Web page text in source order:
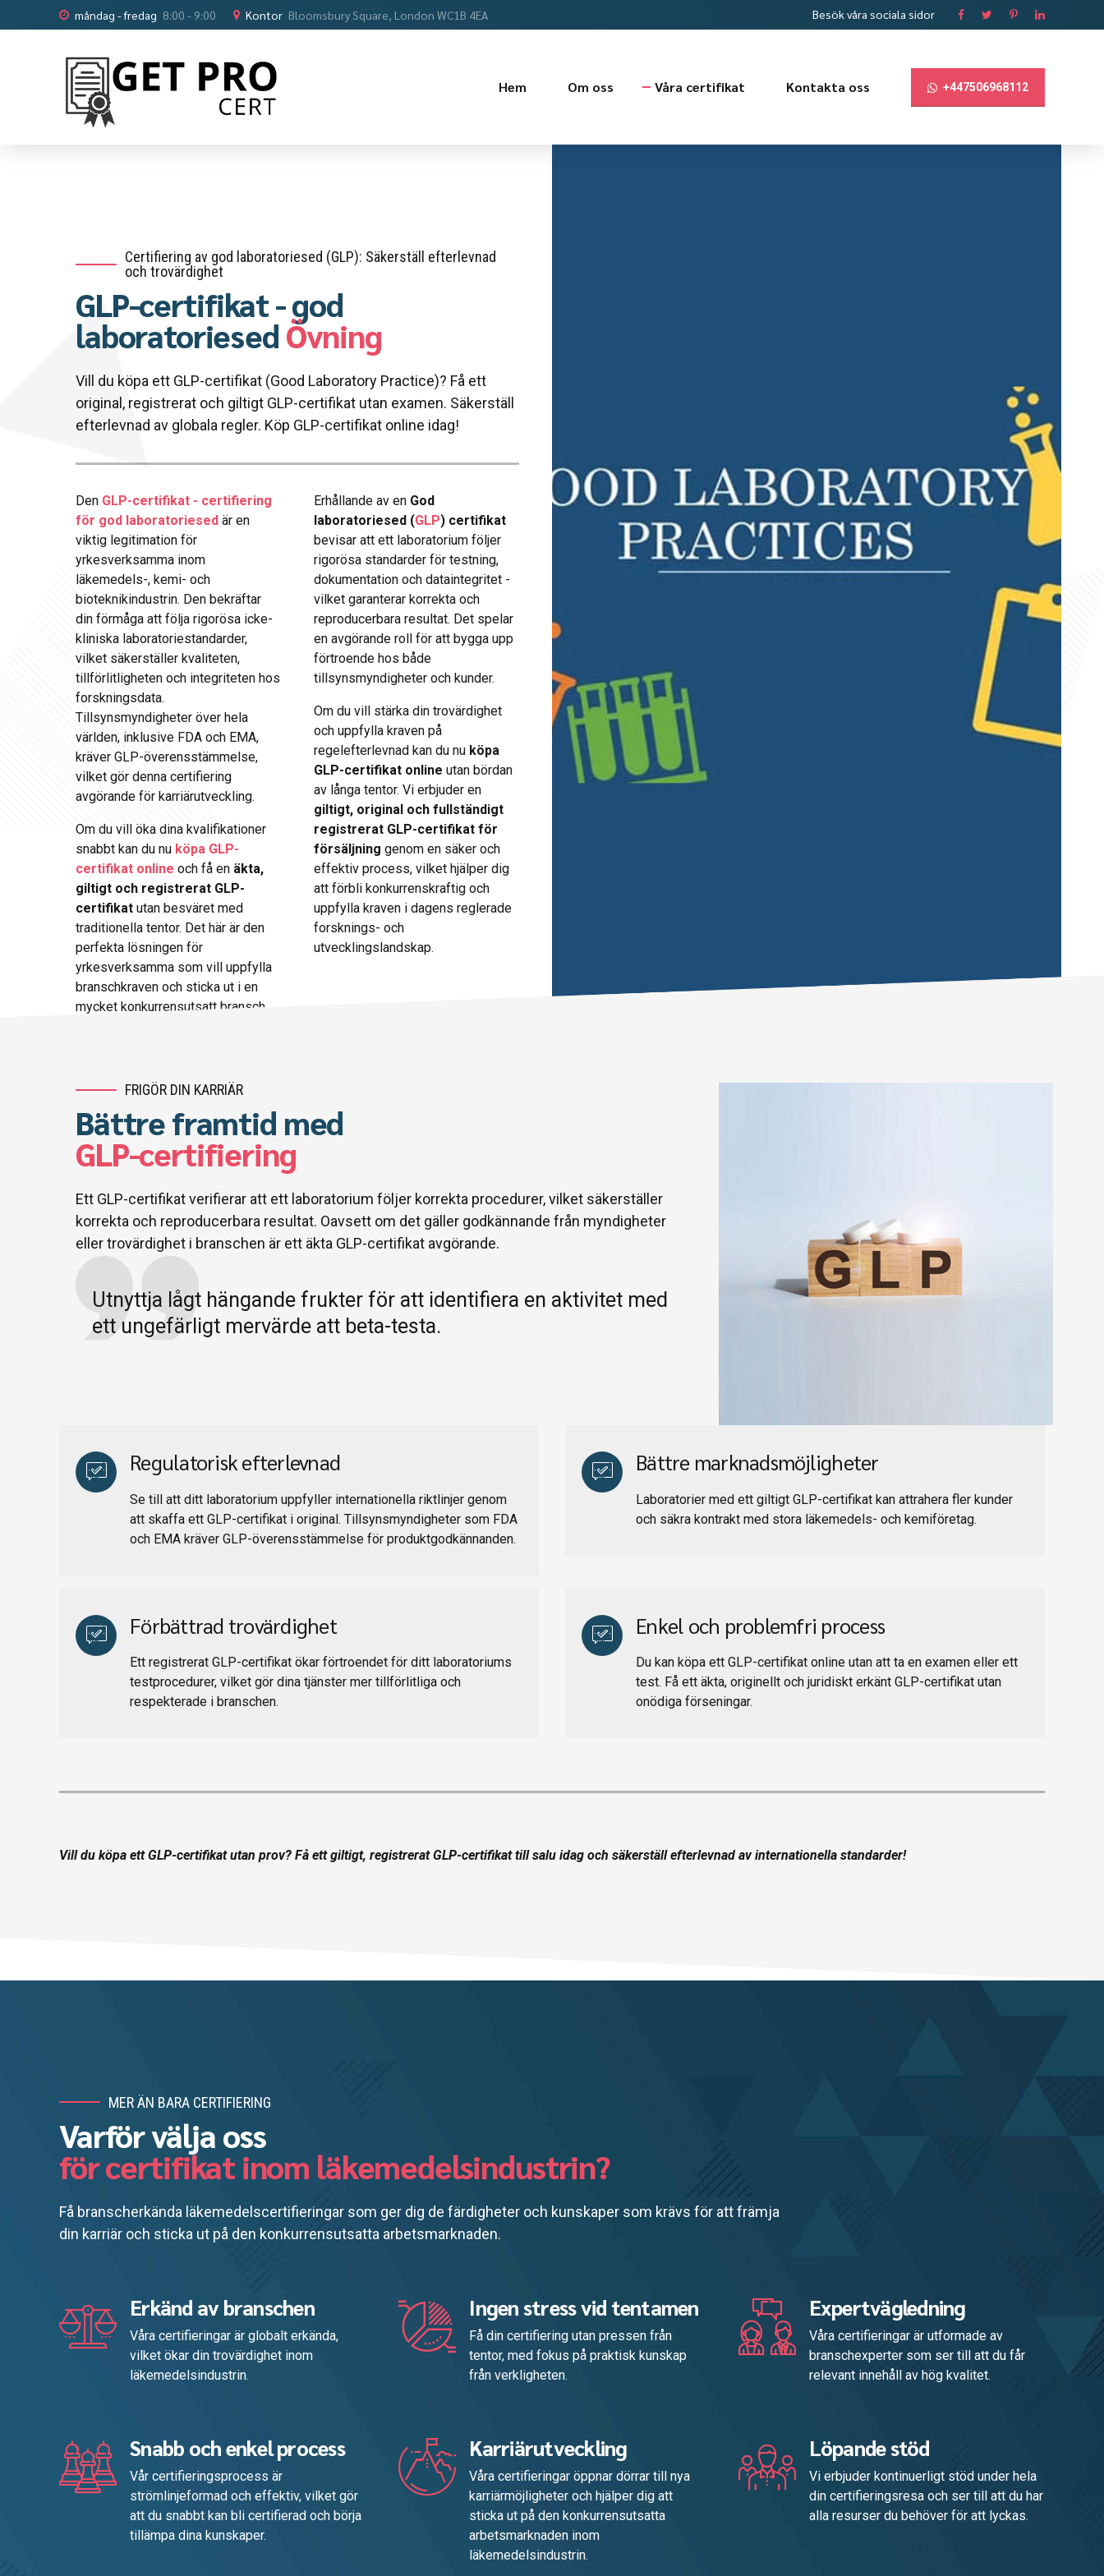
måndag - fredag 8:00 - 9:00 Kontor Bloomsbury Square, London WC1B 4EA Besök våra sociala sidor
+447506968112
Hem Om oss Våra certifikat Kontakta oss
Certifiering av god laboratoriesed (GLP): Säkerställ efterlevnad
och trovärdighet
GLP-certifikat - god
laboratoriesed Övning
Vill du köpa ett GLP-certifikat (Good Laboratory Practice)? Få ett
original, registrerat och giltigt GLP-certifikat utan examen. Säkerställ
efterlevnad av globala regler. Köp GLP-certifikat online idag!
Den GLP-certifikat - certifiering
för god laboratoriesed är en
viktig legitimation för
yrkesverksamma inom
läkemedels-, kemi- och
bioteknikindustrin. Den bekräftar
din förmåga att följa rigorösa icke-
kliniska laboratoriestandarder,
vilket säkerställer kvaliteten,
tillförlitligheten och integriteten hos
forskningsdata.
Tillsynsmyndigheter över hela
världen, inklusive FDA och EMA,
kräver GLP-överensstämmelse,
vilket gör denna certifiering
avgörande för karriärutveckling.
Om du vill öka dina kvalifikationer
snabbt kan du nu köpa GLP-
certifikat online och få en äkta,
giltigt och registrerat GLP-
certifikat utan besväret med
traditionella tentor. Det här är den
perfekta lösningen för
yrkesverksamma som vill uppfylla
branschkraven och sticka ut i en
mycket konkurrensutsatt bransch.
Erhållande av en God
laboratoriesed (GLP) certifikat
bevisar att ett laboratorium följer
rigorösa standarder för testning,
dokumentation och dataintegritet -
vilket garanterar korrekta och
reproducerbara resultat. Det spelar
en avgörande roll för att bygga upp
förtroende hos både
tillsynsmyndigheter och kunder.
Om du vill stärka din trovärdighet
och uppfylla kraven på
regelefterlevnad kan du nu köpa
GLP-certifikat online utan bördan
av långa tentor. Vi erbjuder en
giltigt, original och fullständigt
registrerat GLP-certifikat för
försäljning genom en säker och
effektiv process, vilket hjälper dig
att förbli konkurrenskraftig och
uppfylla kraven i dagens reglerade
forsknings- och
utvecklingslandskap.
FRIGÖR DIN KARRIÄR
Bättre framtid med
GLP-certifiering
Ett GLP-certifikat verifierar att ett laboratorium följer korrekta procedurer, vilket säkerställer
korrekta och reproducerbara resultat. Oavsett om det gäller godkännande från myndigheter
eller trovärdighet i branschen är ett äkta GLP-certifikat avgörande.
Utnyttja lågt hängande frukter för att identifiera en aktivitet med
ett ungefärligt mervärde att beta-testa.
Regulatorisk efterlevnad
Se till att ditt laboratorium uppfyller internationella riktlinjer genom
att skaffa ett GLP-certifikat i original. Tillsynsmyndigheter som FDA
och EMA kräver GLP-överensstämmelse för produktgodkännanden.
Bättre marknadsmöjligheter
Laboratorier med ett giltigt GLP-certifikat kan attrahera fler kunder
och säkra kontrakt med stora läkemedels- och kemiföretag.
Förbättrad trovärdighet
Ett registrerat GLP-certifikat ökar förtroendet för ditt laboratoriums
testprocedurer, vilket gör dina tjänster mer tillförlitliga och
respekterade i branschen.
Enkel och problemfri process
Du kan köpa ett GLP-certifikat online utan att ta en examen eller ett
test. Få ett äkta, originellt och juridiskt erkänt GLP-certifikat utan
onödiga förseningar.
Vill du köpa ett GLP-certifikat utan prov? Få ett giltigt, registrerat GLP-certifikat till salu idag och säkerställ efterlevnad av internationella standarder!
MER ÄN BARA CERTIFIERING
Varför välja oss
för certifikat inom läkemedelsindustrin?
Få branscherkända läkemedelscertifieringar som ger dig de färdigheter och kunskaper som krävs för att främja
din karriär och sticka ut på den konkurrensutsatta arbetsmarknaden.
Erkänd av branschen
Våra certifieringar är globalt erkända,
vilket ökar din trovärdighet inom
läkemedelsindustrin.
Ingen stress vid tentamen
Få din certifiering utan pressen från
tentor, med fokus på praktisk kunskap
från verkligheten.
Expertvägledning
Våra certifieringar är utformade av
branschexperter som ser till att du får
relevant innehåll av hög kvalitet.
Snabb och enkel process
Vår certifieringsprocess är
strömlinjeformad och effektiv, vilket gör
att du snabbt kan bli certifierad och börja
tillämpa dina kunskaper.
Karriärutveckling
Våra certifieringar öppnar dörrar till nya
karriärmöjligheter och hjälper dig att
sticka ut på den konkurrensutsatta
arbetsmarknaden inom
läkemedelsindustrin.
Löpande stöd
Vi erbjuder kontinuerligt stöd under hela
din certifieringsresa och ser till att du har
alla resurser du behöver för att lyckas.